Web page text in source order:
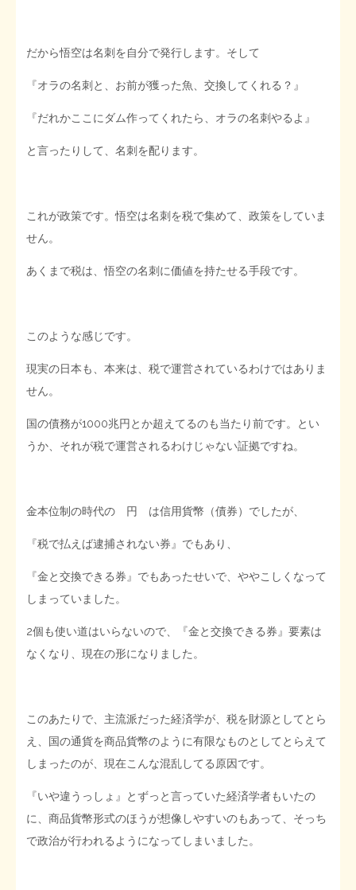
だから悟空は名刺を自分で発行します。そして
『オラの名刺と、お前が獲った魚、交換してくれる？』
『だれかここにダム作ってくれたら、オラの名刺やるよ』
と言ったりして、名刺を配ります。
これが政策です。悟空は名刺を税で集めて、政策をしていま
せん。
あくまで税は、悟空の名刺に価値を持たせる手段です。
このような感じです。
現実の日本も、本来は、税で運営されているわけではありま
せん。
国の債務が1000兆円とか超えてるのも当たり前です。とい
うか、それが税で運営されるわけじゃない証拠ですね。
金本位制の時代の 円 は信用貨幣（債券）でしたが、
『税で払えば逮捕されない券』でもあり、
『金と交換できる券』でもあったせいで、ややこしくなって
しまっていました。
2個も使い道はいらないので、『金と交換できる券』要素は
なくなり、現在の形になりました。
このあたりで、主流派だった経済学が、税を財源としてとら
え、国の通貨を商品貨幣のように有限なものとしてとらえて
しまったのが、現在こんな混乱してる原因です。
『いや違うっしょ』とずっと言っていた経済学者もいたの
に、商品貨幣形式のほうが想像しやすいのもあって、そっち
で政治が行われるようになってしまいました。